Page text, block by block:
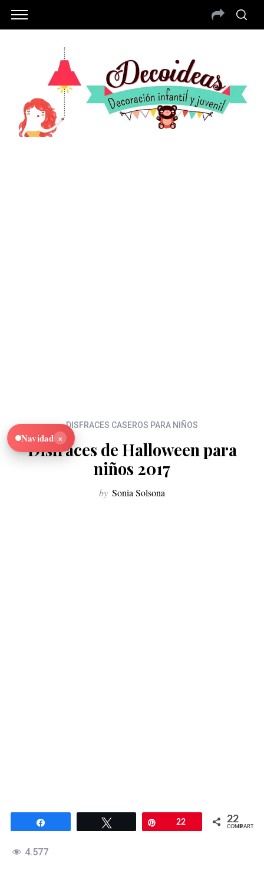
DISFRACES CASEROS PARA NIÑOS
Disfraces de Halloween para
niños 2017
by Sonia Solsona
Twittear 22 22
COMPARTIR
4.577
Navidad ×